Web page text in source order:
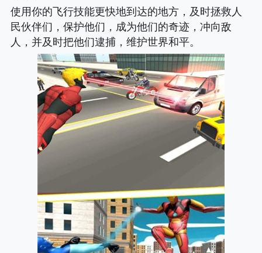
使用你的飞行技能更快地到达的地方，及时拯救人
民伙伴们，保护他们，成为他们的奇迹，冲向敌
人，并及时把他们逮捕，维护世界和平。